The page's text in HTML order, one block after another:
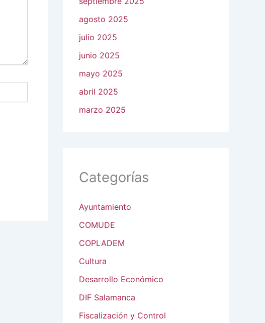
agosto 2025
julio 2025
junio 2025
mayo 2025
abril 2025
marzo 2025
Categorías
Ayuntamiento
COMUDE
COPLADEM
Cultura
Desarrollo Económico
DIF Salamanca
Fiscalización y Control